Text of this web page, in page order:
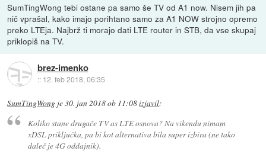
SumTingWong tebi ostane pa samo še TV od A1 now. Nisem jih pa
nič vprašal, kako imajo porihtano samo za A1 NOW strojno opremo
preko LTEja. Najbrž ti morajo dati LTE router in STB, da vse skupaj
priklopiš na TV.
brez-imenko
:: 12. feb 2018, 06:35
SumTingWong je30. jan 2018 ob 11:08izjavil:
Koliko stane drugače TV as LTE osnova? Na vikendu nimam
xDSL priključka, pa bi kot alternativa bila super izbira (ne tako
daleč je 4G oddajnik).